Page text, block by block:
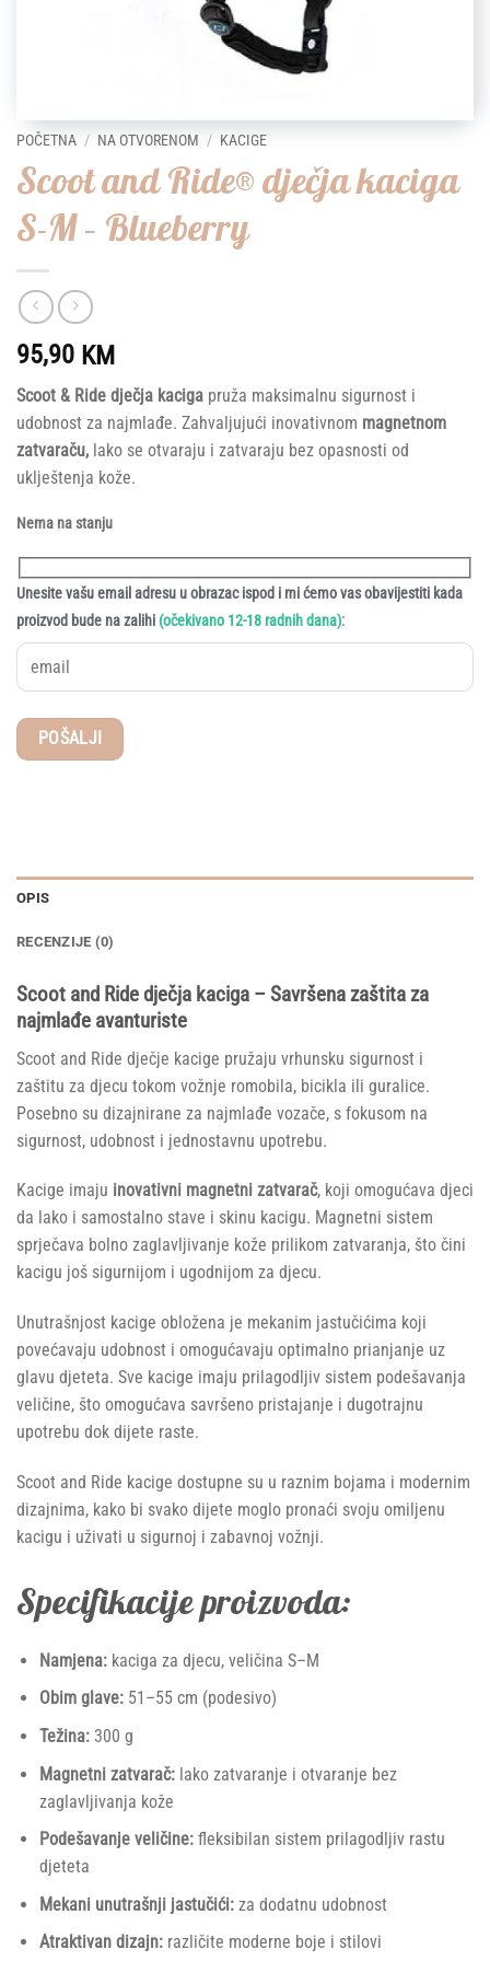
POČETNA / NA OTVORENOM / KACIGE
Scoot and Ride® dječja kaciga
S-M – Blueberry
95,90 KM
Scoot & Ride dječja kaciga pruža maksimalnu sigurnost i
udobnost za najmlađe. Zahvaljujući inovativnom magnetnom
zatvaraču, lako se otvaraju i zatvaraju bez opasnosti od
uklještenja kože.
Nema na stanju
Unesite vašu email adresu u obrazac ispod i mi ćemo vas obavijestiti kada
proizvod bude na zalihi (očekivano 12-18 radnih dana):
OPIS
RECENZIJE (0)
Scoot and Ride dječja kaciga – Savršena zaštita za
najmlađe avanturiste
Scoot and Ride dječje kacige pružaju vrhunsku sigurnost i
zaštitu za djecu tokom vožnje romobila, bicikla ili guralice.
Posebno su dizajnirane za najmlađe vozače, s fokusom na
sigurnost, udobnost i jednostavnu upotrebu.
Kacige imaju inovativni magnetni zatvarač, koji omogućava djeci
da lako i samostalno stave i skinu kacigu. Magnetni sistem
sprječava bolno zaglavljivanje kože prilikom zatvaranja, što čini
kacigu još sigurnijom i ugodnijom za djecu.
Unutrašnjost kacige obložena je mekanim jastučićima koji
povećavaju udobnost i omogućavaju optimalno prianjanje uz
glavu djeteta. Sve kacige imaju prilagodljiv sistem podešavanja
veličine, što omogućava savršeno pristajanje i dugotrajnu
upotrebu dok dijete raste.
Scoot and Ride kacige dostupne su u raznim bojama i modernim
dizajnima, kako bi svako dijete moglo pronaći svoju omiljenu
kacigu i uživati u sigurnoj i zabavnoj vožnji.
Specifikacije proizvoda:
Namjena:kaciga za djecu, veličina S–M
Obim glave:51–55 cm (podesivo)
Težina:300 g
Magnetni zatvarač:lako zatvaranje i otvaranje bez
zaglavljivanja kože
Podešavanje veličine:fleksibilan sistem prilagodljiv rastu
djeteta
Mekani unutrašnji jastučići:za dodatnu udobnost
Atraktivan dizajn:različite moderne boje i stilovi